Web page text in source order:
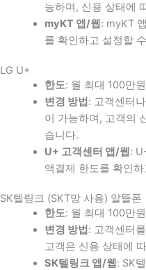
능하며, 신용 상태에
myKT 앱/웹 : myKT
를 확인하고 설정할
LG U+
한도: 월 최대 100만원
변경 방법 : 고객센터
이 가능하며, 고객의
습니다.
U+ 고객센터 앱/웹 :
액결제 한도를 확인
SK텔링크 (SKT망 사용) 알뜰폰
한도: 월 최대 100만원
변경 방법 : 고객센터
고객은 신용 상태에
SK텔링크 앱/웹 : SK